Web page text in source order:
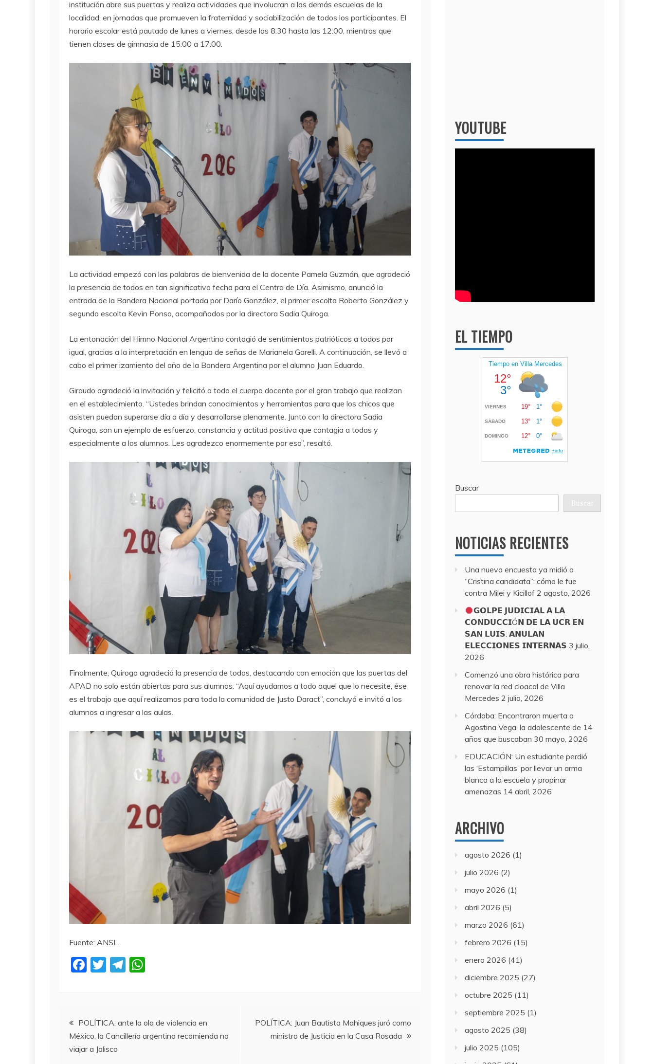
institución abre sus puertas y realiza actividades que involucran a las demás escuelas de la
localidad, en jornadas que promueven la fraternidad y sociabilización de todos los participantes. El
horario escolar está pautado de lunes a viernes, desde las 8:30 hasta las 12:00, mientras que
tienen clases de gimnasia de 15:00 a 17:00.
La actividad empezó con las palabras de bienvenida de la docente Pamela Guzmán, que agradeció
la presencia de todos en tan significativa fecha para el Centro de Día. Asimismo, anunció la
entrada de la Bandera Nacional portada por Darío González, el primer escolta Roberto González y
segundo escolta Kevin Ponso, acompañados por la directora Sadia Quiroga.
La entonación del Himno Nacional Argentino contagió de sentimientos patrióticos a todos por
igual, gracias a la interpretación en lengua de señas de Marianela Garelli. A continuación, se llevó a
cabo el primer izamiento del año de la Bandera Argentina por el alumno Juan Eduardo.
Giraudo agradeció la invitación y felicitó a todo el cuerpo docente por el gran trabajo que realizan
en el establecimiento. “Ustedes brindan conocimientos y herramientas para que los chicos que
asisten puedan superarse día a día y desarrollarse plenamente. Junto con la directora Sadia
Quiroga, son un ejemplo de esfuerzo, constancia y actitud positiva que contagia a todos y
especialmente a los alumnos. Les agradezco enormemente por eso”, resaltó.
Finalmente, Quiroga agradeció la presencia de todos, destacando con emoción que las puertas del
APAD no solo están abiertas para sus alumnos. “Aquí ayudamos a todo aquel que lo necesite, ése
es el trabajo que aquí realizamos para toda la comunidad de Justo Daract”, concluyó e invitó a los
alumnos a ingresar a las aulas.
Fuente: ANSL.
F
b
o
o
T
T
a
m
A
p
Navegación
de
POLÍTICA: ante la ola de violencia en
México, la Cancillería argentina recomienda no
viajar a Jalisco
POLÍTICA: Juan Bautista Mahiques juró como
ministro de Justicia en la Casa Rosada
YOUTUBE
EL TIEMPO
Buscar
Buscar
NOTICIAS RECIENTES
Una nueva encuesta ya midió a
“Cristina candidata”: cómo le fue
contra Milei y Kicillof 2 agosto, 2026
𝗚𝗢𝗟𝗣𝗘 𝗝𝗨𝗗𝗜𝗖𝗜𝗔𝗟 𝗔 𝗟𝗔
𝗖𝗢𝗡𝗗𝗨𝗖𝗖𝗜Ó𝗡 𝗗𝗘 𝗟𝗔 𝗨𝗖𝗥 𝗘𝗡
𝗦𝗔𝗡 𝗟𝗨𝗜𝗦: 𝗔𝗡𝗨𝗟𝗔𝗡
𝗘𝗟𝗘𝗖𝗖𝗜𝗢𝗡𝗘𝗦 𝗜𝗡𝗧𝗘𝗥𝗡𝗔𝗦 3 julio,
2026
Comenzó una obra histórica para
renovar la red cloacal de Villa
Mercedes 2 julio, 2026
Córdoba: Encontraron muerta a
Agostina Vega, la adolescente de 14
años que buscaban 30 mayo, 2026
EDUCACIÓN: Un estudiante perdió
las ‘Estampillas’ por llevar un arma
blanca a la escuela y propinar
amenazas 14 abril, 2026
ARCHIVO
agosto 2026 (1)
julio 2026 (2)
mayo 2026 (1)
abril 2026 (5)
marzo 2026 (61)
febrero 2026 (15)
enero 2026 (41)
diciembre 2025 (27)
octubre 2025 (11)
septiembre 2025 (1)
agosto 2025 (38)
julio 2025 (105)